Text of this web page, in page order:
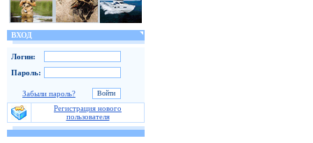
ВХОД
Логин:
Пароль:
Забыли пароль?
Регистрация нового
пользователя